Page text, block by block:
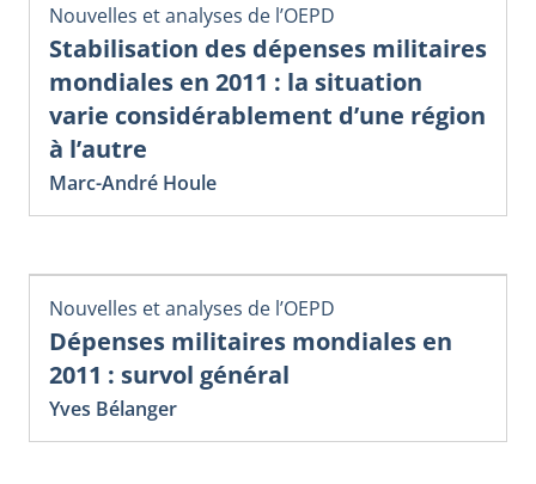
Nouvelles et analyses de l’OEPD
Stabilisation des dépenses militaires
mondiales en 2011 : la situation
varie considérablement d’une région
à l’autre
Marc-André Houle
Nouvelles et analyses de l’OEPD
Dépenses militaires mondiales en
2011 : survol général
Yves Bélanger